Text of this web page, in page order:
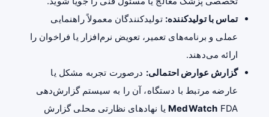
تماس با تولیدکننده: تولیدکنندگان معمولاً راهنمایی
عملی و برنامه‌های تعمیر، تعویض نرم‌افزار یا فراخوان را
ارائه می‌دهند.
گزارش عوارض احتمالی: درصورت تجربه مشکل یا
عارضه مرتبط با دستگاه، آن را به سیستم گزارش‌دهی
MedWatch FDA یا نهادهای نظارتی محلی گزارش